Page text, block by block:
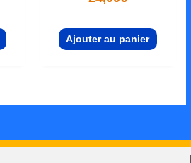
Ajouter au panier